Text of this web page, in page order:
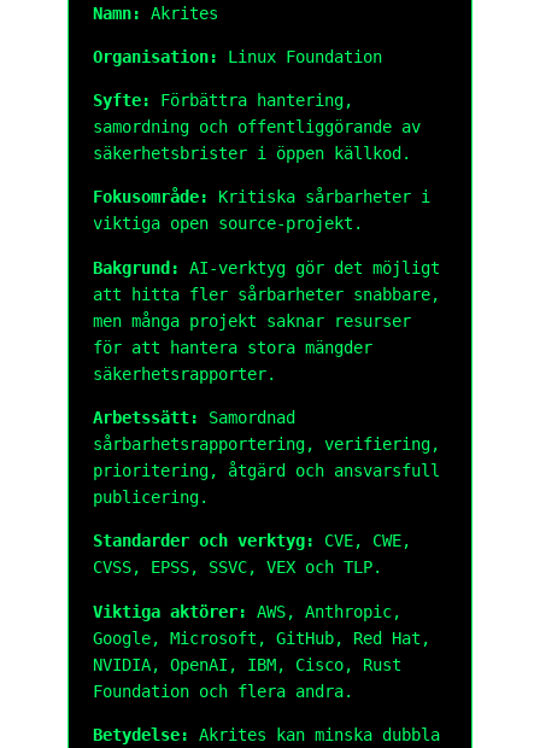
Namn: Akrites
Organisation: Linux Foundation
Syfte:
Förbättra hantering,
samordning och offentliggörande av
säkerhetsbrister i öppen källkod.
Fokusområde:
Kritiska sårbarheter i
viktiga open source-projekt.
Bakgrund:
AI-verktyg gör det möjligt
att hitta fler sårbarheter snabbare,
men många projekt saknar resurser
för att hantera stora mängder
säkerhetsrapporter.
Arbetssätt:
Samordnad
sårbarhetsrapportering, verifiering,
prioritering, åtgärd och ansvarsfull
publicering.
Standarder och verktyg:
CVE, CWE,
CVSS, EPSS, SSVC, VEX och TLP.
Viktiga aktörer:
AWS, Anthropic,
Google, Microsoft, GitHub, Red Hat,
NVIDIA, OpenAI, IBM, Cisco, Rust
Foundation och flera andra.
Betydelse:
Akrites kan minska dubbla